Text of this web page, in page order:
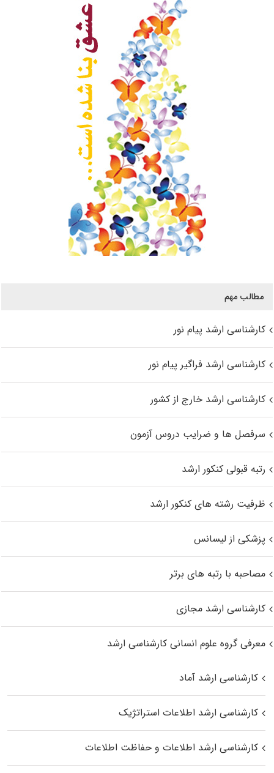
مطالب مهم
کارشناسی ارشد پیام نور
کارشناسی ارشد فراگیر پیام نور
کارشناسی ارشد خارج از کشور
سرفصل ها و ضرایب دروس آزمون
رتبه قبولی کنکور ارشد
ظرفیت رشته های کنکور ارشد
پزشکی از لیسانس
مصاحبه با رتبه های برتر
کارشناسی ارشد مجازی
معرفی گروه علوم انسانی کارشناسی ارشد
کارشناسی ارشد آماد
کارشناسی ارشد اطلاعات استراتژیک
کارشناسی ارشد اطلاعات و حفاظت اطلاعات